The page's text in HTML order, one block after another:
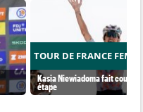
TOUR DE FRANCE
Kasia Niewiadoma fait coup
étape